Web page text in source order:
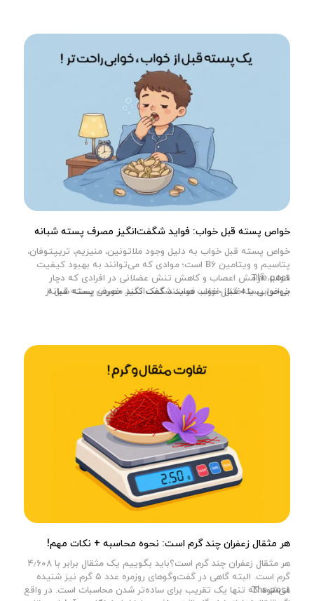
خواص پسته قبل خواب: فواید شگفت‌انگیز مصرف پسته شبانه
خواص پسته قبل خواب به دلیل وجود ملاتونین، منیزیم، تریپتوفان،
پتاسیم و ویتامین B6 است؛ موادی که می‌توانند به بهبود کیفیت
خواب، آرامش اعصاب و کاهش تنش عضلانی در افرادی که دچار
بی‌خوابی یا اختلال خواب هستند کمک کنند. خوردن پسته قبل از
The post
خواص پسته قبل خواب: فواید شگفت‌انگیز مصرف پسته شبانه
هر مثقال زعفران چند گرم است: نحوه محاسبه + نکات مهم!
هر مثقال زعفران چند گرم است؟باید بگوییم یک مثقال برابر با ۴٫۶۰۸
گرم است. البته گاهی در گفت‌وگوهای روزمره عدد ۵ گرم نیز شنیده
می‌شود که تنها یک تقریب برای ساده‌تر شدن محاسبات است. در واقع
The post